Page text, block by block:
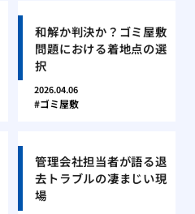
和解か判決か？ゴミ屋敷
問題における着地点の選
択
2026.04.06
ゴミ屋敷
管理会社担当者が語る退
去トラブルの凄まじい現
場